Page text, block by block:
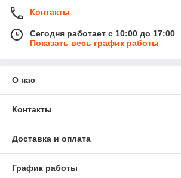
Контакты
Сегодня работает с 10:00 до 17:00
Показать весь график работы
О нас
Контакты
Доставка и оплата
График работы